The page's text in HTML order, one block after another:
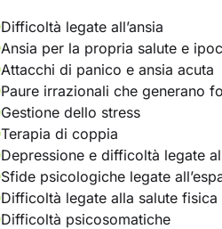
Difficoltà legate all’ansia
Ansia per la propria salute e
Attacchi di panico e ansia acuta
Paure irrazionali che generano
Gestione dello stress
Terapia di coppia
Depressione e difficoltà legate
Sfide psicologiche legate
Difficoltà legate alla salute
Difficoltà psicosomatiche